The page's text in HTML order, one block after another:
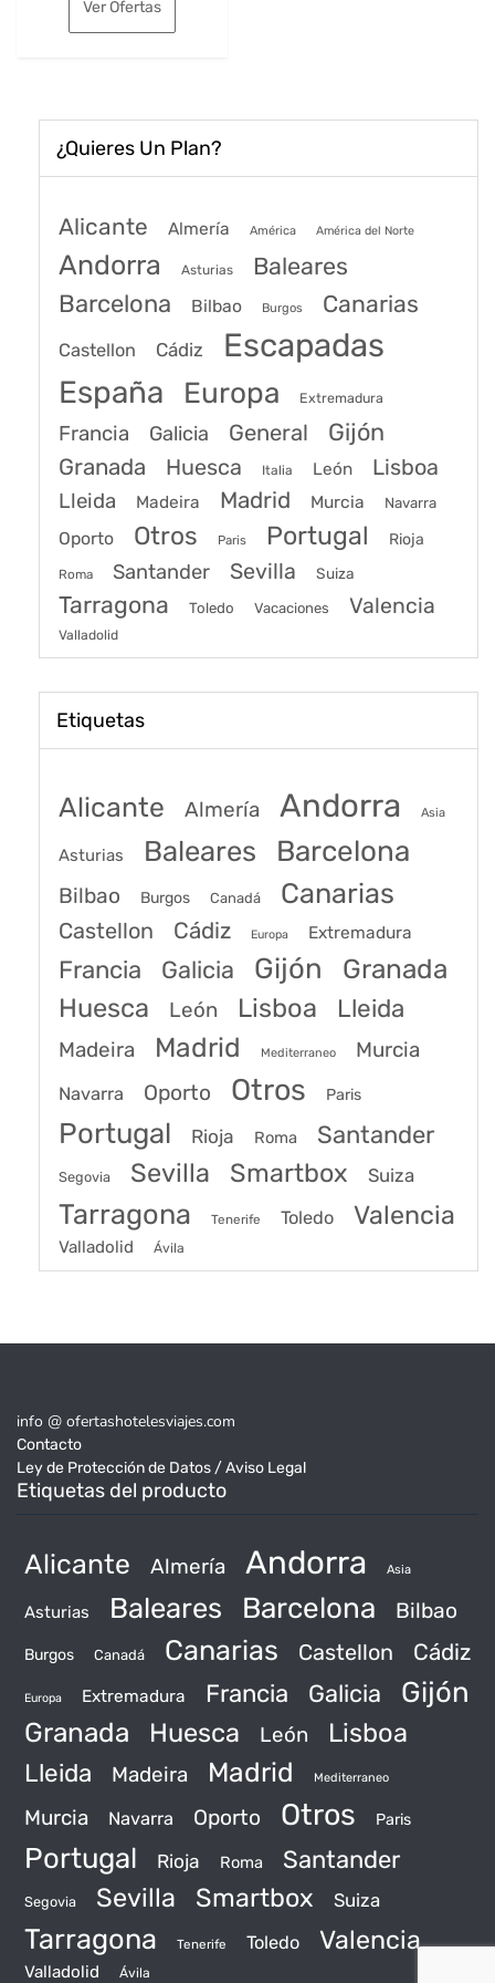
era:
es:
Ver Ofertas
¿Quieres Un Plan?
Alicante Almería América América del Norte
Andorra Asturias Baleares
Barcelona Bilbao Burgos Canarias
Castellon Cádiz Escapadas
España Europa Extremadura
Francia Galicia General Gijón
Granada Huesca Italia León Lisboa
Lleida Madeira Madrid Murcia Navarra
Oporto Otros Paris Portugal Rioja
Roma Santander Sevilla Suiza
Tarragona Toledo Vacaciones Valencia
Valladolid
Etiquetas
Alicante Almería Andorra Asia
Asturias Baleares Barcelona
Bilbao Burgos Canadá Canarias
Castellon Cádiz Europa Extremadura
Francia Galicia Gijón Granada
Huesca León Lisboa Lleida
Madeira Madrid Mediterraneo Murcia
Navarra Oporto Otros Paris
Portugal Rioja Roma Santander
Segovia Sevilla Smartbox Suiza
Tarragona Tenerife Toledo Valencia
Valladolid Ávila
info @ ofertashotelesviajes.com
Contacto
Ley de Protección de Datos / Aviso Legal
Etiquetas del producto
Alicante Almería Andorra Asia
Asturias Baleares Barcelona Bilbao
Burgos Canadá Canarias Castellon Cádiz
Europa Extremadura Francia Galicia Gijón
Granada Huesca León Lisboa
Lleida Madeira Madrid Mediterraneo
Murcia Navarra Oporto Otros Paris
Portugal Rioja Roma Santander
Segovia Sevilla Smartbox Suiza
Tarragona Tenerife Toledo Valencia
Valladolid Ávila